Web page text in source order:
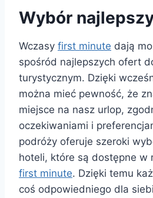
Wybór
Wczasy first minute dają
spośród najlepszych ofert
turystycznym. Dzięki
można mieć pewność, że
miejsce na nasz urlop,
oczekiwaniami i
podróży oferuje szeroki
hoteli, które są dostępne w
first minute. Dzięki temu
coś odpowiedniego dla